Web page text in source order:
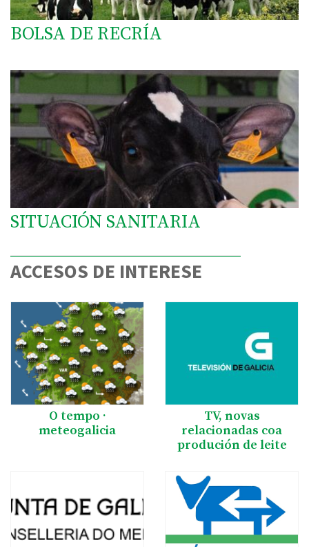
BOLSA DE RECRÍA
SITUACIÓN SANITARIA
ACCESOS DE INTERESE
O tempo ·
meteogalicia
TV, novas
relacionadas coa
produción de leite